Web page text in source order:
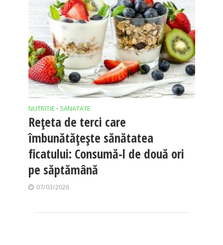
NUTRITIE • SANATATE
Rețeta de terci care
îmbunătățește sănătatea
ficatului: Consumă-l de două ori
pe săptămână
07/03/2026